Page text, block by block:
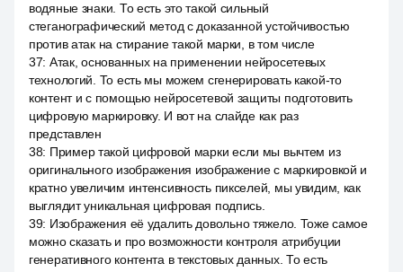
водяные знаки. То есть это такой сильный
стеганографический метод с доказанной устойчивостью
против атак на стирание такой марки, в том числе
37: Атак, основанных на применении нейросетевых
технологий. То есть мы можем сгенерировать какой-то
контент и с помощью нейросетевой защиты подготовить
цифровую маркировку. И вот на слайде как раз
представлен
38: Пример такой цифровой марки если мы вычтем из
оригинального изображения изображение с маркировкой и
кратно увеличим интенсивность пикселей, мы увидим, как
выглядит уникальная цифровая подпись.
39: Изображения её удалить довольно тяжело. Тоже самое
можно сказать и про возможности контроля атрибуции
генеративного контента в текстовых данных. То есть